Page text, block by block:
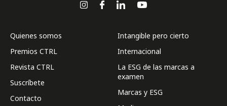
Quienes somos
Premios CTRL
Revista CTRL
Suscríbete
Contacto
Intangible pero cierto
Internacional
La ESG de las marcas a
examen
Marcas y ESG